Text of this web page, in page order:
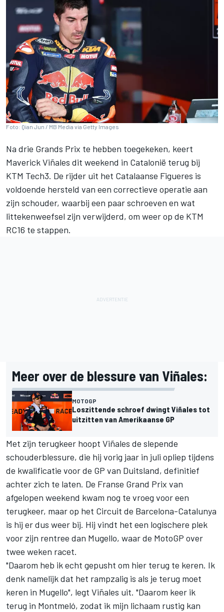
Foto: Qian Jun / MB Media via Getty Images
Na drie Grands Prix te hebben toegekeken, keert
Maverick Viñales dit weekend in Catalonië terug bij
KTM Tech3. De rijder uit het Catalaanse Figueres is
voldoende hersteld van een correctieve operatie aan
zijn schouder, waarbij een paar schroeven en wat
littekenweefsel zijn verwijderd, om weer op de KTM
RC16 te stappen.
Meer over de blessure van Viñales:
MOTOGP
Loszittende schroef dwingt Viñales tot
uitzitten van Amerikaanse GP
Met zijn terugkeer hoopt Viñales de slepende
schouderblessure, die hij vorig jaar in juli opliep tijdens
de kwalificatie voor de GP van Duitsland, definitief
achter zich te laten. De Franse Grand Prix van
afgelopen weekend kwam nog te vroeg voor een
terugkeer, maar op het Circuit de Barcelona-Catalunya
is hij er dus weer bij. Hij vindt het een logischere plek
voor zijn rentree dan Mugello, waar de MotoGP over
twee weken racet.
"Daarom heb ik echt gepusht om hier terug te keren. Ik
denk namelijk dat het rampzalig is als je terug moet
keren in Mugello", legt Viñales uit. "Daarom keer ik
terug in Montmeló, zodat ik mijn lichaam rustig kan